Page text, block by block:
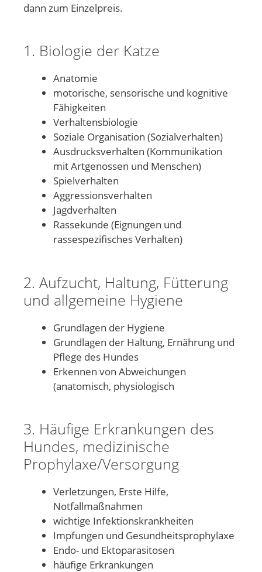
dann zum Einzelpreis.
1. Biologie der Katze
Anatomie
motorische, sensorische und kognitive
Fähigkeiten
Verhaltensbiologie
Soziale Organisation (Sozialverhalten)
Ausdrucksverhalten (Kommunikation
mit Artgenossen und Menschen)
Spielverhalten
Aggressionsverhalten
Jagdverhalten
Rassekunde (Eignungen und
rassespezifisches Verhalten)
2. Aufzucht, Haltung, Fütterung
und allgemeine Hygiene
Grundlagen der Hygiene
Grundlagen der Haltung, Ernährung und
Pflege des Hundes
Erkennen von Abweichungen
(anatomisch, physiologisch
3. Häufige Erkrankungen des
Hundes, medizinische
Prophylaxe/Versorgung
Verletzungen, Erste Hilfe,
Notfallmaßnahmen
wichtige Infektionskrankheiten
Impfungen und Gesundheitsprophylaxe
Endo- und Ektoparasitosen
häufige Erkrankungen